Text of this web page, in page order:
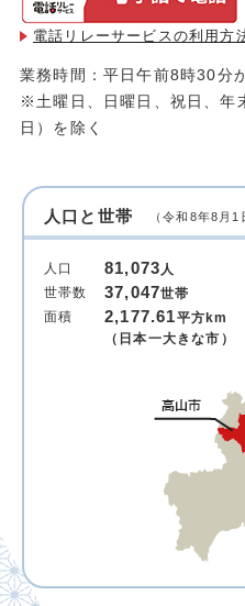
電話リレーサービスの利用方
業務時間：平日午前8時30分
※土曜日、日曜日、祝日、年
日）を除く
人口と世帯 （令和8年8月1
人口 81,073人
世帯数
37,047世帯
面積
2,177.61平方km
（日本一大きな市）